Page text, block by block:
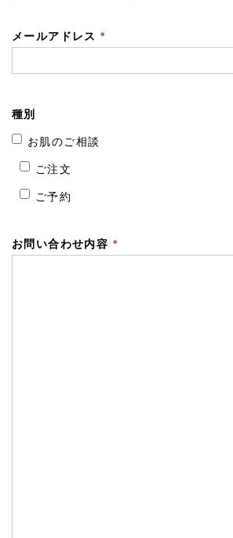
メールアドレス*
種別
お肌のご相談
ご注文
ご予約
お問い合わせ内容 *